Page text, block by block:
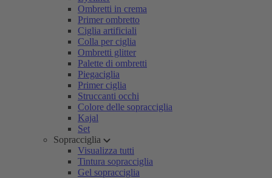
Ombretti in crema
Primer ombretto
Ciglia artificiali
Colla per ciglia
Ombretti glitter
Palette di ombretti
Piegaciglia
Primer ciglia
Struccanti occhi
Colore delle sopracciglia
Kajal
Set
Sopracciglia
Visualizza tutti
Tintura sopracciglia
Gel sopracciglia